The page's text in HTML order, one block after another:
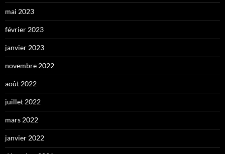
mai 2023
février 2023
janvier 2023
novembre 2022
août 2022
juillet 2022
mars 2022
janvier 2022